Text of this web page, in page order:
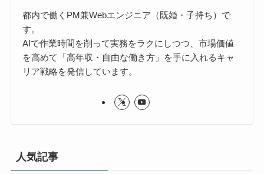
都内で働くPM兼Webエンジニア（既婚・子持ち）で
す。
AIで作業時間を削って実務をラクにしつつ、市場価値
を高めて「高年収・自由な働き方」を手に入れるキャ
リア戦略を発信しています。
人気記事